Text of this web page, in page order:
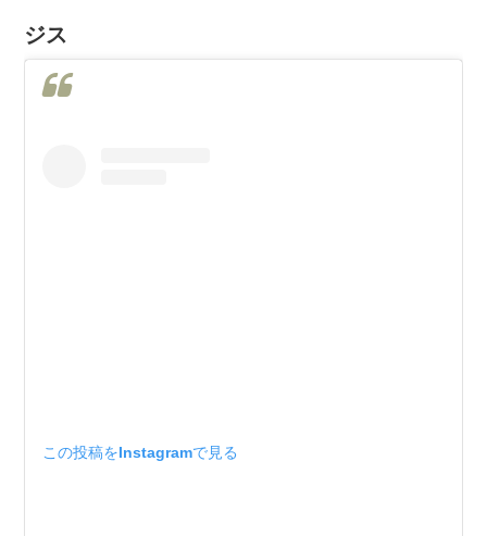
ジス
この投稿をInstagramで見る